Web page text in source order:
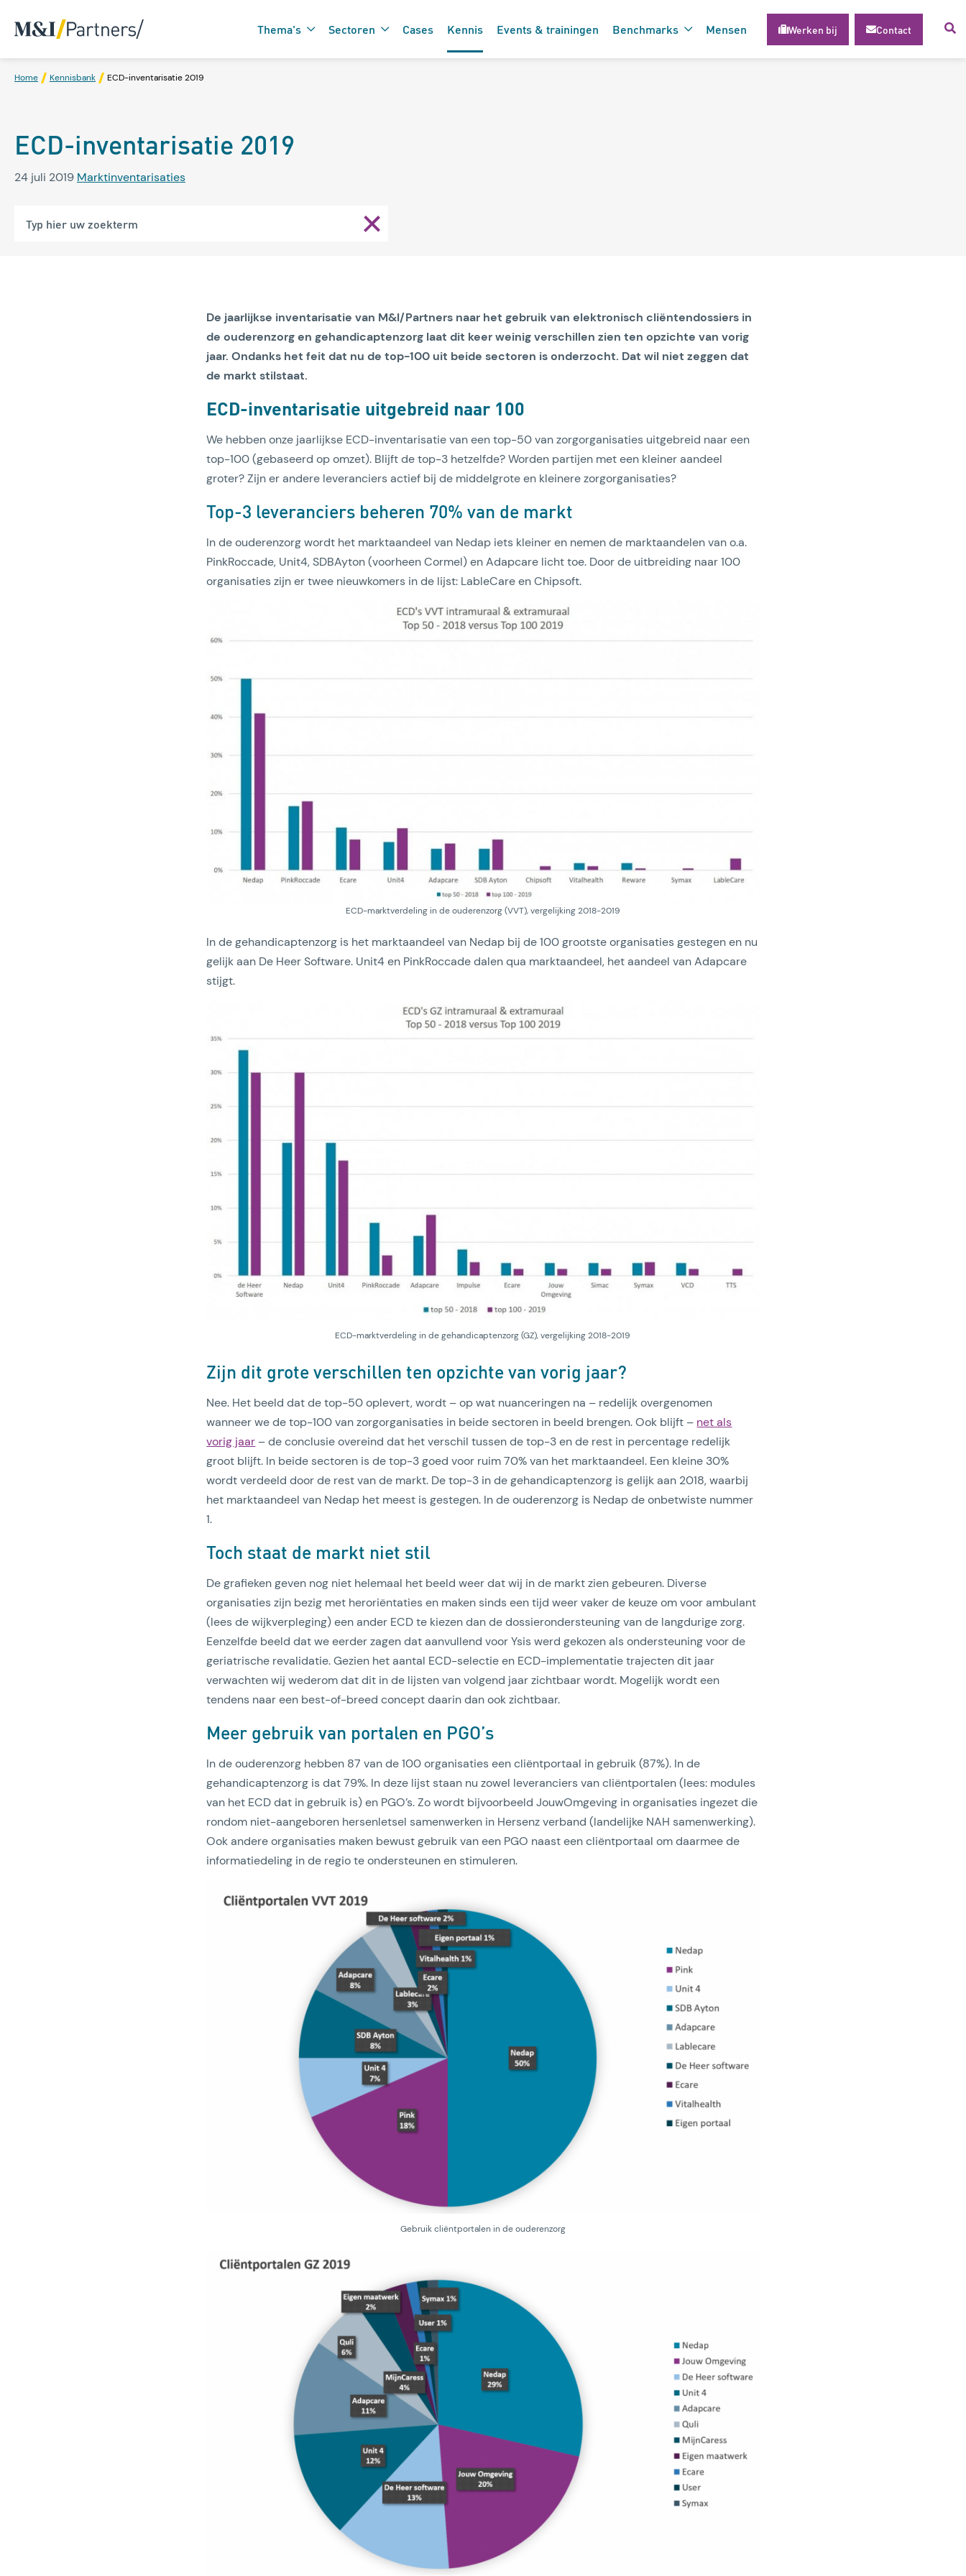
Thema's
Lees artikel
Sectoren Cases Kennis Events & trainingen Benchmarks Mensen Werken bij Contact
Home Kennisbank ECD-inventarisatie 2019
ECD-inventarisatie 2019
24 juli 2019 Marktinventarisaties
De jaarlijkse inventarisatie van M&I/Partners naar het gebruik van elektronisch cliëntendossiers in
de ouderenzorg en gehandicaptenzorg laat dit keer weinig verschillen zien ten opzichte van vorig
jaar. Ondanks het feit dat nu de top-100 uit beide sectoren is onderzocht. Dat wil niet zeggen dat
de markt stilstaat.
ECD-inventarisatie uitgebreid naar 100
We hebben onze jaarlijkse ECD-inventarisatie van een top-50 van zorgorganisaties uitgebreid naar een
top-100 (gebaseerd op omzet). Blijft de top-3 hetzelfde? Worden partijen met een kleiner aandeel
groter? Zijn er andere leveranciers actief bij de middelgrote en kleinere zorgorganisaties?
Top-3 leveranciers beheren 70% van de markt
In de ouderenzorg wordt het marktaandeel van Nedap iets kleiner en nemen de marktaandelen van o.a.
PinkRoccade, Unit4, SDBAyton (voorheen Cormel) en Adapcare licht toe. Door de uitbreiding naar 100
organisaties zijn er twee nieuwkomers in de lijst: LableCare en Chipsoft.
ECD-marktverdeling in de ouderenzorg (VVT), vergelijking 2018-2019
In de gehandicaptenzorg is het marktaandeel van Nedap bij de 100 grootste organisaties gestegen en nu
gelijk aan De Heer Software. Unit4 en PinkRoccade dalen qua marktaandeel, het aandeel van Adapcare
stijgt.
ECD-marktverdeling in de gehandicaptenzorg (GZ), vergelijking 2018-2019
Zijn dit grote verschillen ten opzichte van vorig jaar?
Nee. Het beeld dat de top-50 oplevert, wordt – op wat nuanceringen na – redelijk overgenomen
wanneer we de top-100 van zorgorganisaties in beide sectoren in beeld brengen. Ook blijft – net als
vorig jaar – de conclusie overeind dat het verschil tussen de top-3 en de rest in percentage redelijk
groot blijft. In beide sectoren is de top-3 goed voor ruim 70% van het marktaandeel. Een kleine 30%
wordt verdeeld door de rest van de markt. De top-3 in de gehandicaptenzorg is gelijk aan 2018, waarbij
het marktaandeel van Nedap het meest is gestegen. In de ouderenzorg is Nedap de onbetwiste nummer
1.
Toch staat de markt niet stil
De grafieken geven nog niet helemaal het beeld weer dat wij in de markt zien gebeuren. Diverse
organisaties zijn bezig met heroriëntaties en maken sinds een tijd weer vaker de keuze om voor ambulant
(lees de wijkverpleging) een ander ECD te kiezen dan de dossierondersteuning van de langdurige zorg.
Eenzelfde beeld dat we eerder zagen dat aanvullend voor Ysis werd gekozen als ondersteuning voor de
geriatrische revalidatie. Gezien het aantal ECD-selectie en ECD-implementatie trajecten dit jaar
verwachten wij wederom dat dit in de lijsten van volgend jaar zichtbaar wordt. Mogelijk wordt een
tendens naar een best-of-breed concept daarin dan ook zichtbaar.
Meer gebruik van portalen en PGO’s
In de ouderenzorg hebben 87 van de 100 organisaties een cliëntportaal in gebruik (87%). In de
gehandicaptenzorg is dat 79%. In deze lijst staan nu zowel leveranciers van cliëntportalen (lees: modules
van het ECD dat in gebruik is) en PGO’s. Zo wordt bijvoorbeeld JouwOmgeving in organisaties ingezet die
rondom niet-aangeboren hersenletsel samenwerken in Hersenz verband (landelijke NAH samenwerking).
Ook andere organisaties maken bewust gebruik van een PGO naast een cliëntportaal om daarmee de
informatiedeling in de regio te ondersteunen en stimuleren.
Gebruik cliëntportalen in de ouderenzorg